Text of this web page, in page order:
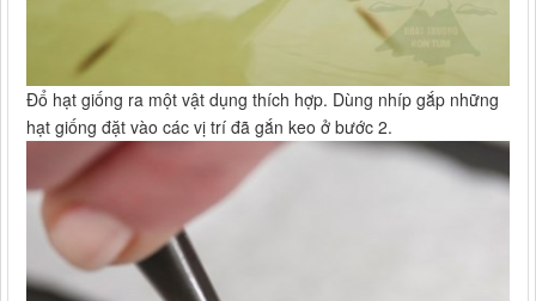
Đổ hạt giống ra một vật dụng thích hợp. Dùng nhíp gắp những
hạt giống đặt vào các vị trí đã gắn keo ở bước 2.